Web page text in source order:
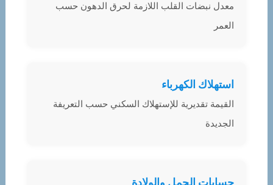
معدل نبضات القلب اللازمة لحرق الدهون حسب
العمر
استهلاك الكهرباء
القيمة تقديرية للإستهلاك السكني حسب التعريفة
الجديدة
حسابات الحمل والولادة